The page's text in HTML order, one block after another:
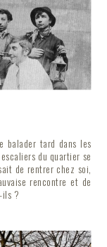
balader tard dans les
du quartier se
de rentrer chez soi,
rencontre et de
ils ?